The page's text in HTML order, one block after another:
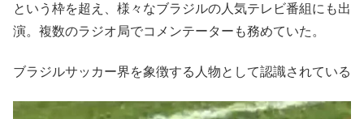
という枠を超え、様々なブラジルの人気テレビ番組にも出
演。複数のラジオ局でコメンテーターも務めていた。
ブラジルサッカー界を象徴する人物として認識されている